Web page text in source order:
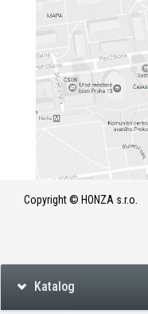
Copyright © HONZA s.r.o.
Katalog